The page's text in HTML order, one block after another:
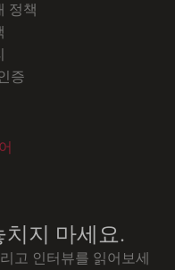
정책
증
지 마세요.
고 인터뷰를 읽어보세